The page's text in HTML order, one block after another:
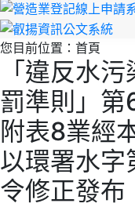
您目前位置： 首頁
「違反水
罰準則」第
附表8業經
以環署水
令修正發布